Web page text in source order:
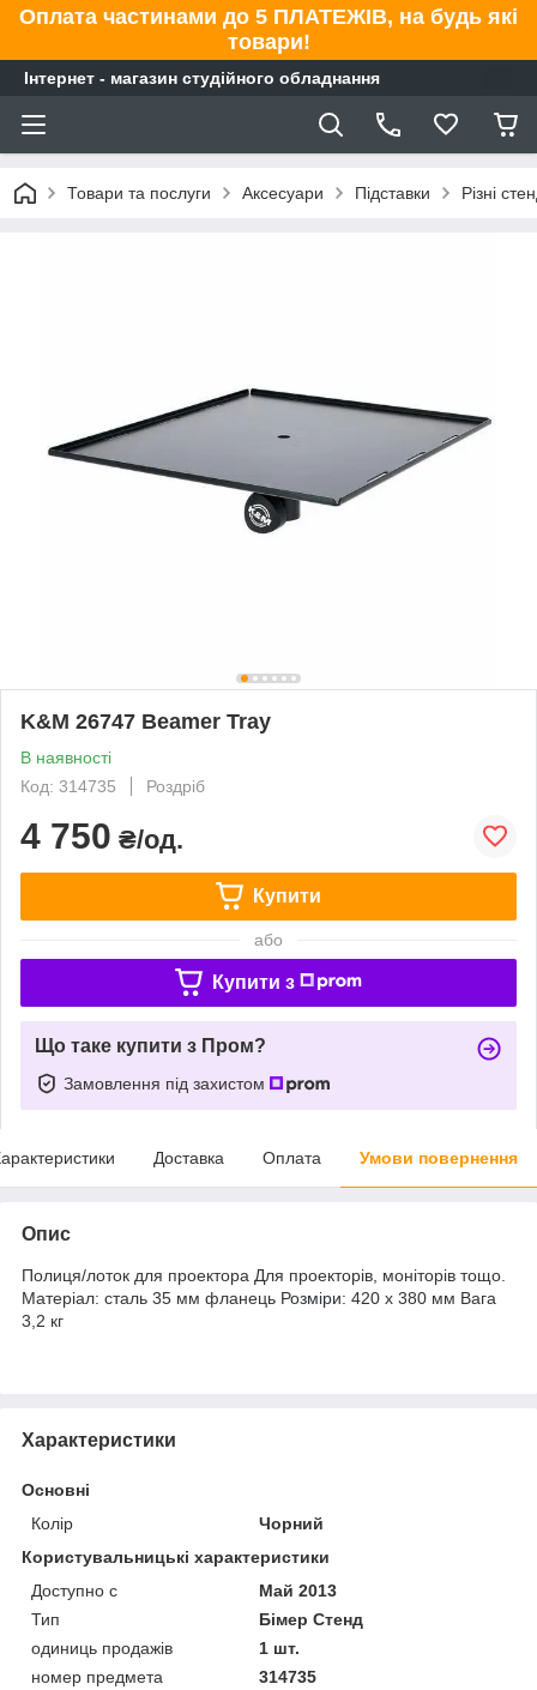
Оплата частинами до 5 ПЛАТЕЖІВ, на будь які
товари!
Інтернет - магазин студійного обладнання
Товари та послуги Аксесуари Підставки Різні
K&M 26747 Beamer Tray
В наявності
Код: 314735
Роздріб
4 750 ₴/од.
Купити
або
Купити з
Що таке купити з Пром?
Замовлення під захистом
Доставка Оплата Умови повернення
Опис
Полиця/лоток для проектора Для проекторів, моніторів тощо.
Матеріал: сталь 35 мм фланець Розміри: 420 x 380 мм Вага
3,2 кг
Характеристики
Основні
Колір
Чорний
Користувальницькі характеристики
Доступно с
Май 2013
Тип
Бімер Стенд
одиниць продажів
1 шт.
номер предмета
314735